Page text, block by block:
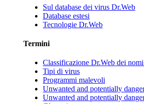
Sul database dei virus Dr.Web
Database estesi
Tecnologie Dr.Web
Termini
Classificazione Dr.Web dei
Tipi di virus
Programmi malevoli
Unwanted and potentially
Unwanted and potentially